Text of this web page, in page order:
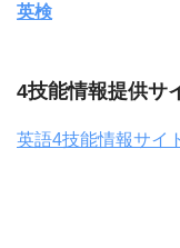
英検
4技能情報提供サ
英語4技能情報サイ